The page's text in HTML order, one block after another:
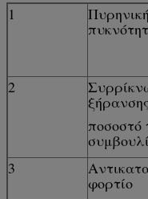
1 Πυρηνική
2
ξήρανσης
ποσοστό
3
φορτίο